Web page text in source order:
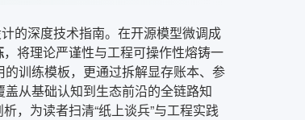
的深度技术指南。在开源模型微调成
，将理论严谨性与工程可操作性熔铸一
训练模板，更通过拆解显存账本、参
盖从基础认知到生态前沿的全链路知
，为读者扫清“纸上谈兵”与工程实践